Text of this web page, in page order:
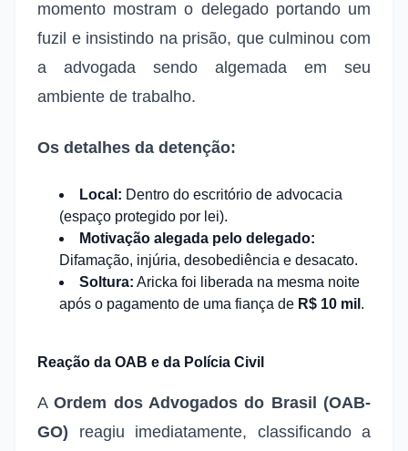
momento mostram o delegado portando um
fuzil e insistindo na prisão, que culminou com
a advogada sendo algemada em seu
ambiente de trabalho.
Os detalhes da detenção:
Local: Dentro do escritório de advocacia
(espaço protegido por lei).
Motivação alegada pelo delegado:
Difamação, injúria, desobediência e desacato.
Soltura: Aricka foi liberada na mesma noite
após o pagamento de uma fiança de R$ 10 mil .
Reação da OAB e da Polícia Civil
AOrdem dos Advogados do Brasil (OAB-
GO) reagiu imediatamente, classificando a